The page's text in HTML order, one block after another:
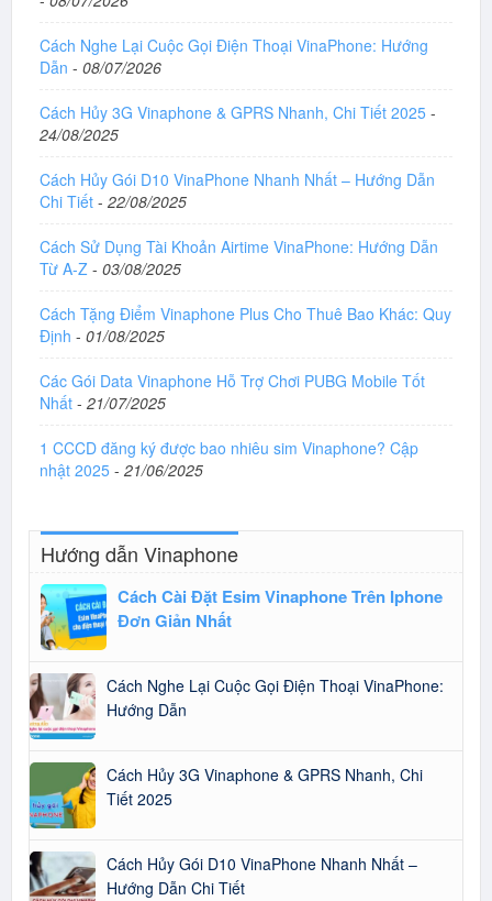
Cách Nghe Lại Cuộc Gọi Điện Thoại VinaPhone: Hướng
Dẫn - 08/07/2026
Cách Hủy 3G Vinaphone & GPRS Nhanh, Chi Tiết 2025 -
24/08/2025
Cách Hủy Gói D10 VinaPhone Nhanh Nhất – Hướng Dẫn
Chi Tiết - 22/08/2025
Cách Sử Dụng Tài Khoản Airtime VinaPhone: Hướng Dẫn
Từ A-Z - 03/08/2025
Cách Tặng Điểm Vinaphone Plus Cho Thuê Bao Khác: Quy
Định - 01/08/2025
Các Gói Data Vinaphone Hỗ Trợ Chơi PUBG Mobile Tốt
Nhất - 21/07/2025
1 CCCD đăng ký được bao nhiêu sim Vinaphone? Cập
nhật 2025 - 21/06/2025
Hướng dẫn Vinaphone
Cách Cài Đặt Esim Vinaphone Trên Iphone
Đơn Giản Nhất
Cách Nghe Lại Cuộc Gọi Điện Thoại VinaPhone:
Hướng Dẫn
Cách Hủy 3G Vinaphone & GPRS Nhanh, Chi
Tiết 2025
Cách Hủy Gói D10 VinaPhone Nhanh Nhất –
Hướng Dẫn Chi Tiết